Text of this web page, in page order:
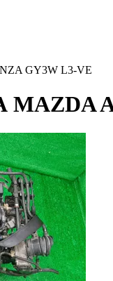
GY3W L3-VE